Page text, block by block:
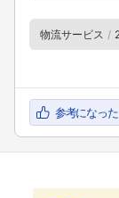
物流サービス
参考になった